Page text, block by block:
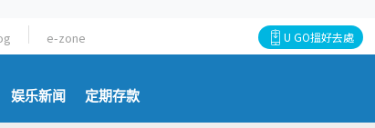
e-zone U GO搵好去處
娱乐新闻 定期存款